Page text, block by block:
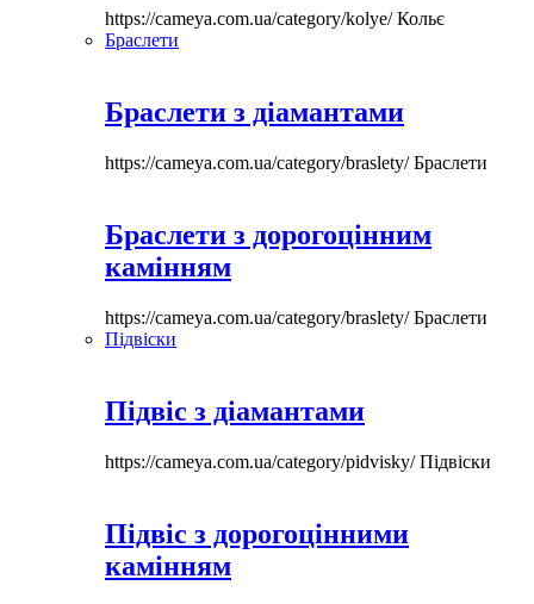
https://cameya.com.ua/category/kolye/Кольє
Браслети
Браслети з діамантами
https://cameya.com.ua/category/braslety/Браслети
Браслети з дорогоцінним
камінням
https://cameya.com.ua/category/braslety/Браслети
Підвіски
Підвіс з діамантами
https://cameya.com.ua/category/pidvisky/Підвіски
Підвіс з дорогоцінними
камінням